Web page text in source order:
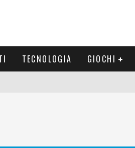
TECNOLOGIA GIOCHI